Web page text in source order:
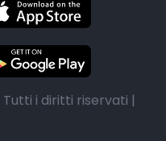
Tutti i diritti riservati |